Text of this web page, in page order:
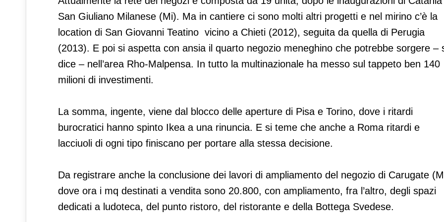
San Giuliano Milanese (Mi). Ma in cantiere ci sono molti altri progetti e nel mirino c’è la
location di San Giovanni Teatino vicino a Chieti (2012), seguita da quella di Perugia
(2013). E poi si aspetta con ansia il quarto negozio meneghino che potrebbe sorgere –
dice – nell’area Rho-Malpensa. In tutto la multinazionale ha messo sul tappeto ben 140
milioni di investimenti.
La somma, ingente, viene dal blocco delle aperture di Pisa e Torino, dove i ritardi
burocratici hanno spinto Ikea a una rinuncia. E si teme che anche a Roma ritardi e
lacciuoli di ogni tipo finiscano per portare alla stessa decisione.
Da registrare anche la conclusione dei lavori di ampliamento del negozio di Carugate
dove ora i mq destinati a vendita sono 20.800, con ampliamento, fra l’altro, degli spazi
dedicati a ludoteca, del punto ristoro, del ristorante e della Bottega Svedese.